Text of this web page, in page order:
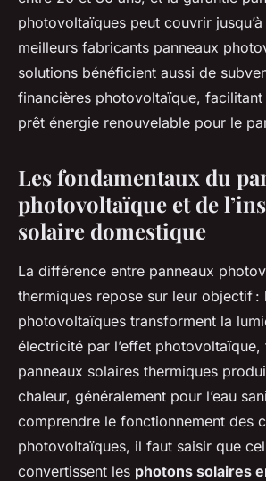
photovoltaïques peut couvrir
meilleurs fabricants panneaux
solutions bénéficient aussi de
financières photovoltaïque,
prêt énergie renouvelable pour le
Les fondamentaux du
photovoltaïque et de
solaire domestique
La différence entre panneaux
thermiques repose sur leur objectif :
photovoltaïques transforment la
électricité par l’effet photovoltaïque,
panneaux solaires thermiques
chaleur, généralement pour l’eau
comprendre le fonctionnement des
photovoltaïques, il faut saisir que
convertissent les photons solaires